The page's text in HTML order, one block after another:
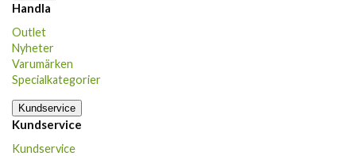
Handla
Outlet
Nyheter
Varumärken
Specialkategorier
Kundservice
Kundservice
Kundservice